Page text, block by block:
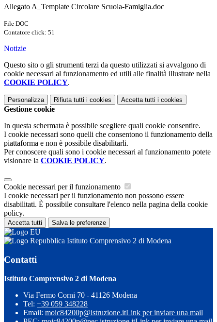
Allegato A_Template Circolare Scuola-Famiglia.doc
File DOC
Contatore click: 51
Notizie
Questo sito o gli strumenti terzi da questo utilizzati si avvalgono di
cookie necessari al funzionamento ed utili alle finalità illustrate nella
COOKIE POLICY.
Personalizza Rifiuta tutti i cookies Accetta tutti i cookies
Gestione cookie
In questa schermata è possibile scegliere quali cookie consentire.
I cookie necessari sono quelli che consentono il funzionamento della
piattaforma e non è possibile disabilitarli.
Per conoscere quali sono i cookie necessari al funzionamento potete
visionare la COOKIE POLICY.
Cookie necessari per il funzionamento
I cookie necessari per il funzionamento non possono essere
disabilitati. È possibile consultare l'elenco nella pagina della cookie
policy.
Accetta tutti Salva le preferenze
Istituto Comprensivo 2 di Modena
Contatti
Istituto Comprensivo 2 di Modena
Via Fermo Corni 70 - 41126 Modena
Tel: +39 059 348228
Email: moic84200p@istruzione.itLink per inviare una mail